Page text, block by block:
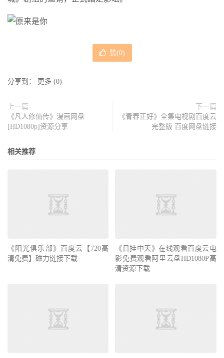
赞(0)
分享到： 更多 (0)
上一篇
《凡人修仙传》漫画网盘
[HD1080p]资源分享
下一篇
《青春正好》全集电视剧百度云
完整版 百度网盘链接
相关推荐
《阳光俱乐部》百度云【720高
清免费】磁力链接下载
《日挂中天》在线观看百度云电
影免费观看阿里云盘HD1080P高
清资源下载